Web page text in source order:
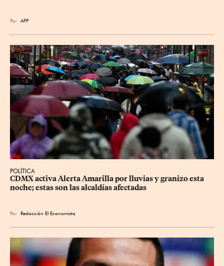
Por AFP
POLÍTICA
CDMX activa Alerta Amarilla por lluvias y granizo esta
noche; estas son las alcaldías afectadas
Por Redacción El Economista